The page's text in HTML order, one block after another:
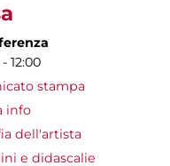
12:00
stampa
info
dell'artista
e didascalie